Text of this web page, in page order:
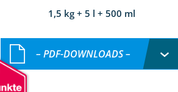
1,5 kg + 5 l + 500 ml
– PDF-DOWNLOADS –